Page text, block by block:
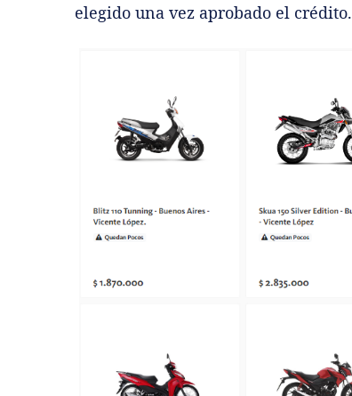
elegido una vez aprobado el crédito.